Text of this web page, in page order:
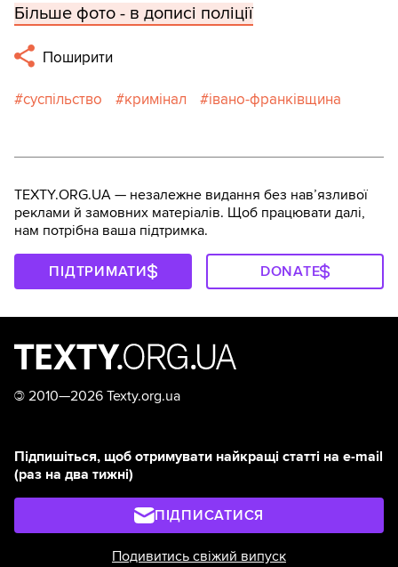
Більше фото - в дописі поліції
Поширити
суспільство кримінал івано-франківщина
TEXTY.ORG.UA — незалежне видання без навʼязливої
реклами й замовних матеріалів. Щоб працювати далі,
нам потрібна ваша підтримка.
ПІДТРИМАТИ DONATE
© 2010—2026 Texty.org.ua
Підпишіться, щоб отримувати найкращі статті на e-mail
(раз на два тижні)
ПІДПИСАТИСЯ
Подивитись свіжий випуск